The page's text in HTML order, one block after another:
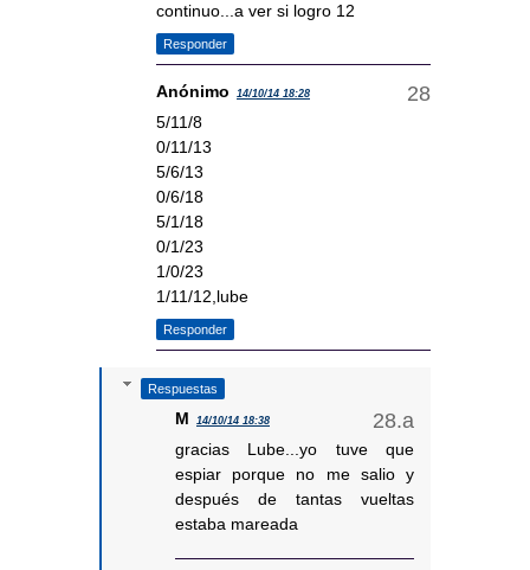
continuo...a ver si logro 12
Responder
Anónimo 14/10/14 18:28
5/11/8
0/11/13
5/6/13
0/6/18
5/1/18
0/1/23
1/0/23
1/11/12,lube
Responder
Respuestas
M 14/10/14 18:38
gracias Lube...yo tuve que
espiar porque no me salio y
después de tantas vueltas
estaba mareada